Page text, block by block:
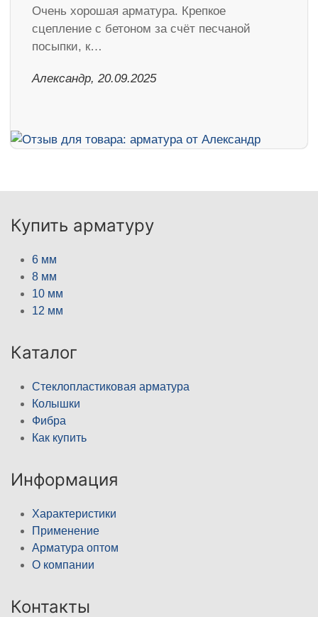
Очень хорошая арматура. Крепкое
сцепление с бетоном за счёт песчаной
посыпки, к…
Александр, 20.09.2025
Купить арматуру
6 мм
8 мм
10 мм
12 мм
Каталог
Стеклопластиковая арматура
Колышки
Фибра
Как купить
Информация
Характеристики
Применение
Арматура оптом
О компании
Контакты